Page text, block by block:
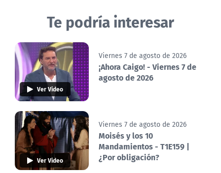
Te podría interesar
Ver Video
Viernes 7 de agosto de 2026
¡Ahora Caigo! - Viernes 7 de
agosto de 2026
Ver Video
Viernes 7 de agosto de 2026
Moisés y los 10
Mandamientos - T1E159 |
¿Por obligación?